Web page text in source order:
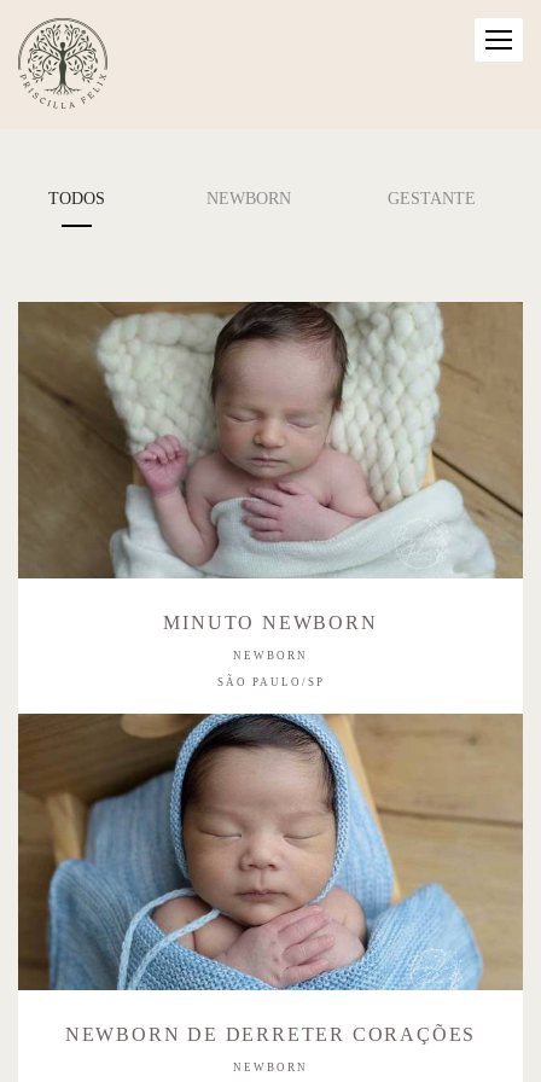
TODOS NEWBORN GESTANTE
MINUTO NEWBORN
NEWBORN
SÃO PAULO/SP
NEWBORN DE DERRETER CORAÇÕES
NEWBORN